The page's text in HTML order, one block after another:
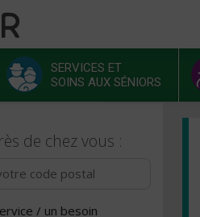
SERVICES ET
SOINS AUX SÉNIORS
de chez vous :
/ un besoin